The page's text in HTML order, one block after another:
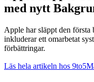
med nytt
Apple har släppt den första
inkluderar ett omarbetat
förbättringar.
Läs hela artikeln hos